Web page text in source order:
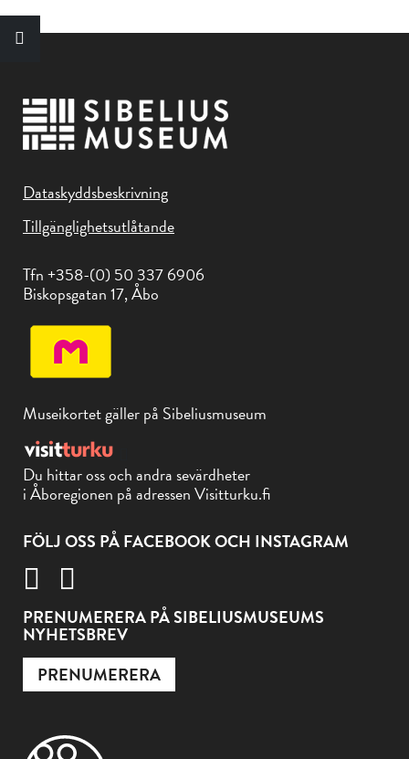
Dataskyddsbeskrivning
Tillgänglighetsutlåtande
Tfn +358-(0) 50 337 6906
Biskopsgatan 17, Åbo
Museikortet gäller på Sibeliusmuseum
Du hittar oss och andra sevärdheter
i Åboregionen på adressen Visitturku.fi
FÖLJ OSS PÅ FACEBOOK OCH INSTAGRAM
PRENUMERERA PÅ SIBELIUSMUSEUMS
NYHETSBREV
PRENUMERERA